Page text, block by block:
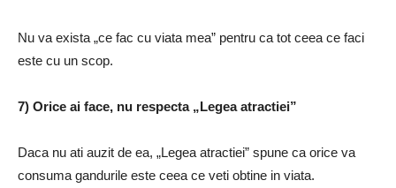
Nu va exista „ce fac cu viata mea” pentru ca tot ceea ce faci
este cu un scop.
7) Orice ai face, nu respecta „Legea atractiei”
Daca nu ati auzit de ea, „Legea atractiei” spune ca orice va
consuma gandurile este ceea ce veti obtine in viata.